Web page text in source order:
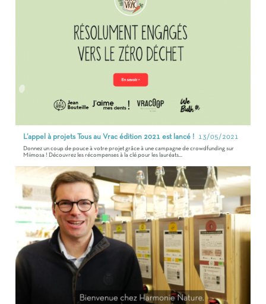
L’appel à projets Tous au Vrac édition 2021 est lancé ! 13/05/2021
Donnez un coup de pouce à votre projet grâce à une campagne de crowdfunding sur
Miimosa ! Découvrez les récompenses à la clé pour les lauréats...